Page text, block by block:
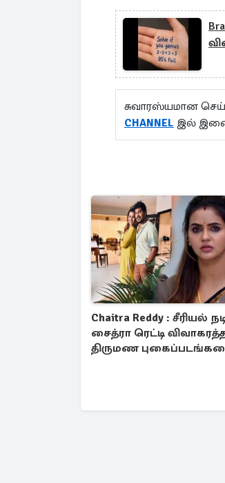
சுவாரஸ்யமான
CHANNEL இல்
Chaitra Reddy : சீரியல்
சைத்ரா ரெட்டி
திருமண